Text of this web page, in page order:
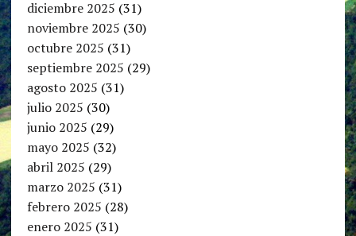
diciembre 2025 (31)
noviembre 2025 (30)
octubre 2025 (31)
septiembre 2025 (29)
agosto 2025 (31)
julio 2025 (30)
junio 2025 (29)
mayo 2025 (32)
abril 2025 (29)
marzo 2025 (31)
febrero 2025 (28)
enero 2025 (31)